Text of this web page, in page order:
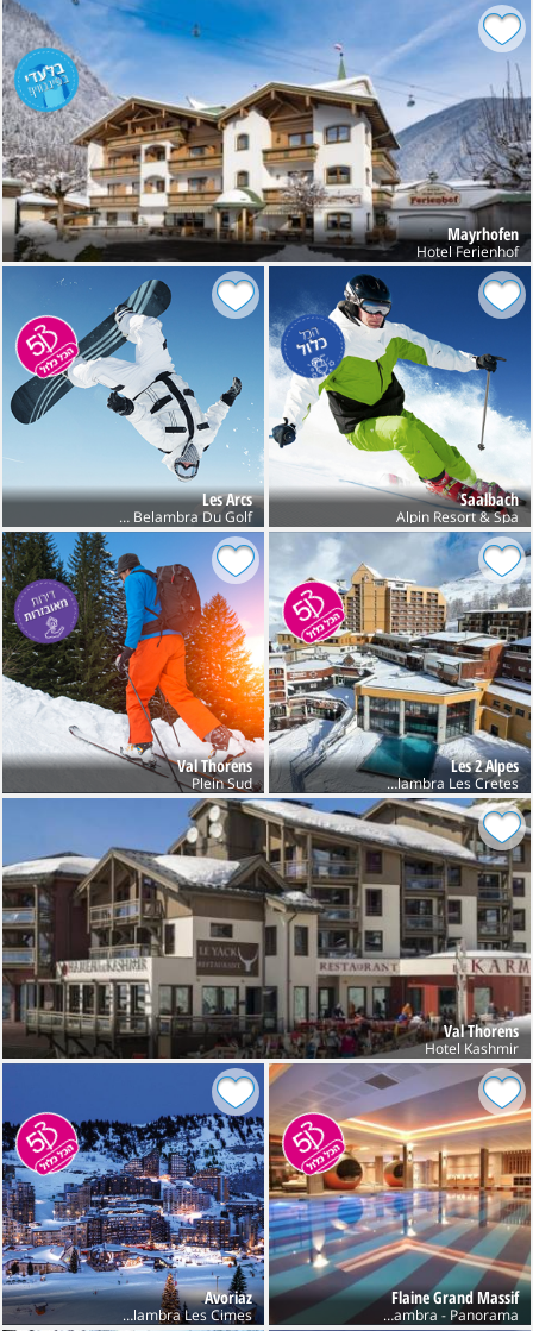
Mayrhofen
Hotel Ferienhof
Saalbach
Alpin Resort & Spa
Les Arcs
Club Belambra Du Golf
Les 2 Alpes
Club Belambra Les Cretes
Val Thorens
Plein Sud
Val Thorens
Hotel Kashmir
Flaine Grand Massif
Club Belambra - Panorama
Avoriaz
Club Belambra Les Cimes